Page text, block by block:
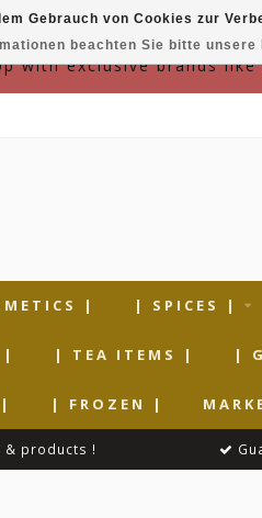
with exclusive brands
| | SPICES |
| | TEA ITEMS | |
| FROZEN |
& products !
Gebrauch von Cookies zur
beachten Sie bitte